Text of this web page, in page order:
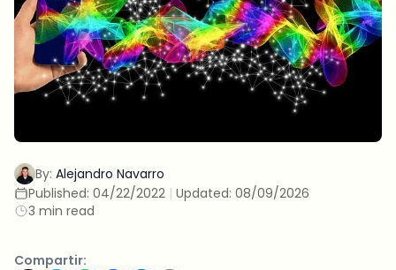
By: Alejandro Navarro
Published: 04/22/2022 | Updated: 08/09/2026
3 min read
Compartir: